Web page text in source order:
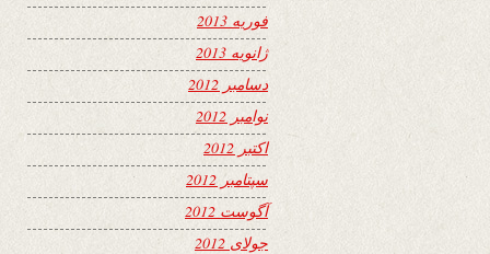
فوریه 2013
ژانویه 2013
دسامبر 2012
نوامبر 2012
اکتبر 2012
سپتامبر 2012
آگوست 2012
جولای 2012